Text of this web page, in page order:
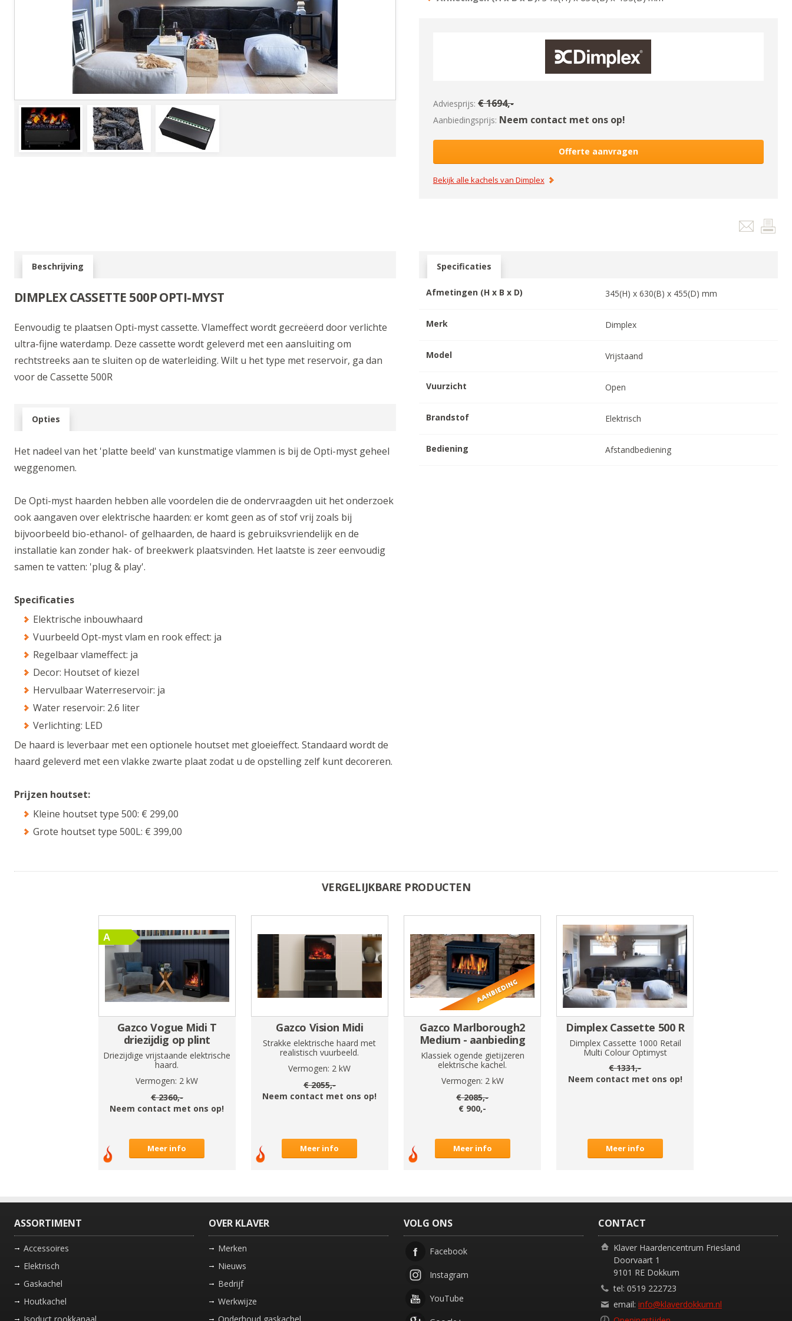
Adviesprijs: €1694,-
Aanbiedingsprijs: Neem contact met ons op!
Offerte aanvragen
Bekijk alle kachels van Dimplex
Specificaties
Afmetingen (H x B x D) 345(H) x630(B) x 455(D) mm
Merk Dimplex
Model Vrijstaand
Vuurzicht Open
Brandstof Elektrisch
Bediening Afstandbediening
Beschrijving
DIMPLEXCASSETTE 500P OPTI-MYST
Eenvoudig te plaatsen Opti-myst cassette. Vlameffect wordt gecreëerd door verlichte
ultra-fijne waterdamp. Deze cassette wordt geleverd met een aansluiting om
rechtstreeks aan te sluiten op de waterleiding. Wilt u het type met reservoir, ga dan
voor de Cassette 500R
Opties
Het nadeel van het 'platte beeld' van kunstmatige vlammen is bij de Opti-myst geheel
weggenomen.
De Opti-myst haarden hebben alle voordelen die de ondervraagden uit het onderzoek
ook aangaven over elektrische haarden: er komt geen as of stof vrij zoals bij
bijvoorbeeld bio-ethanol- of gelhaarden, de haard is gebruiksvriendelijk en de
installatie kan zonder hak- of breekwerk plaatsvinden. Het laatste is zeer eenvoudig
samen te vatten: 'plug & play'.
Specificaties
Elektrische inbouwhaard
Vuurbeeld Opt-myst vlam en rook effect: ja
Regelbaar vlameffect: ja
Decor: Houtset of kiezel
Hervulbaar Waterreservoir: ja
Water reservoir: 2.6 liter
Verlichting: LED
De haard is leverbaar met een optionele houtset met gloeieffect. Standaard wordt de
haard geleverd met een vlakke zwarte plaat zodat u de opstelling zelf kunt decoreren.
Prijzen houtset:
Kleine houtset type 500: € 299,00
Grote houtset type 500L: € 399,00
VERGELIJKBARE PRODUCTEN
Gazco Vogue Midi T
driezijdig op plint
Driezijdige vrijstaande elektrische
haard.
Vermogen: 2 kW
€2360,-
Neem contact met ons op!
Meer info
Gazco Vision Midi
Strakke elektrische haard met
realistisch vuurbeeld.
Vermogen: 2 kW
€2055,-
Neem contact met ons op!
Meer info
Gazco Marlborough2
Medium - aanbieding
Klassiek ogende gietijzeren
elektrische kachel.
Vermogen: 2kW
€2085,-
€ 900,-
Meer info
Dimplex Cassette 500 R
Dimplex Cassette 1000 Retail
Multi Colour Optimyst
€1331,-
Neem contact met ons op!
Meer info
ASSORTIMENT
Accessoires
Elektrisch
Gaskachel
Houtkachel
OVER KLAVER
Merken
Nieuws
Bedrijf
Werkwijze
VOLG ONS
Facebook
Instagram
YouTube
CONTACT
Klaver Haardencentrum Friesland
Doorvaart 1
9101 RE Dokkum
tel: 0519 222723
email: info@klaverdokkum.nl